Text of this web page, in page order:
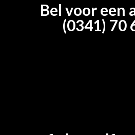
Bel voor een
(0341) 70